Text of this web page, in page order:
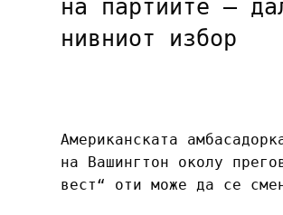
на партиите –
нивниот избор
Американската
на Вашингтон околу
вест“ оти може да се